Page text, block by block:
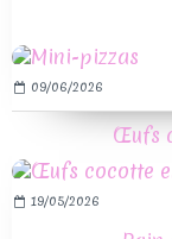
09/06/2026
Œufs
19/05/2026